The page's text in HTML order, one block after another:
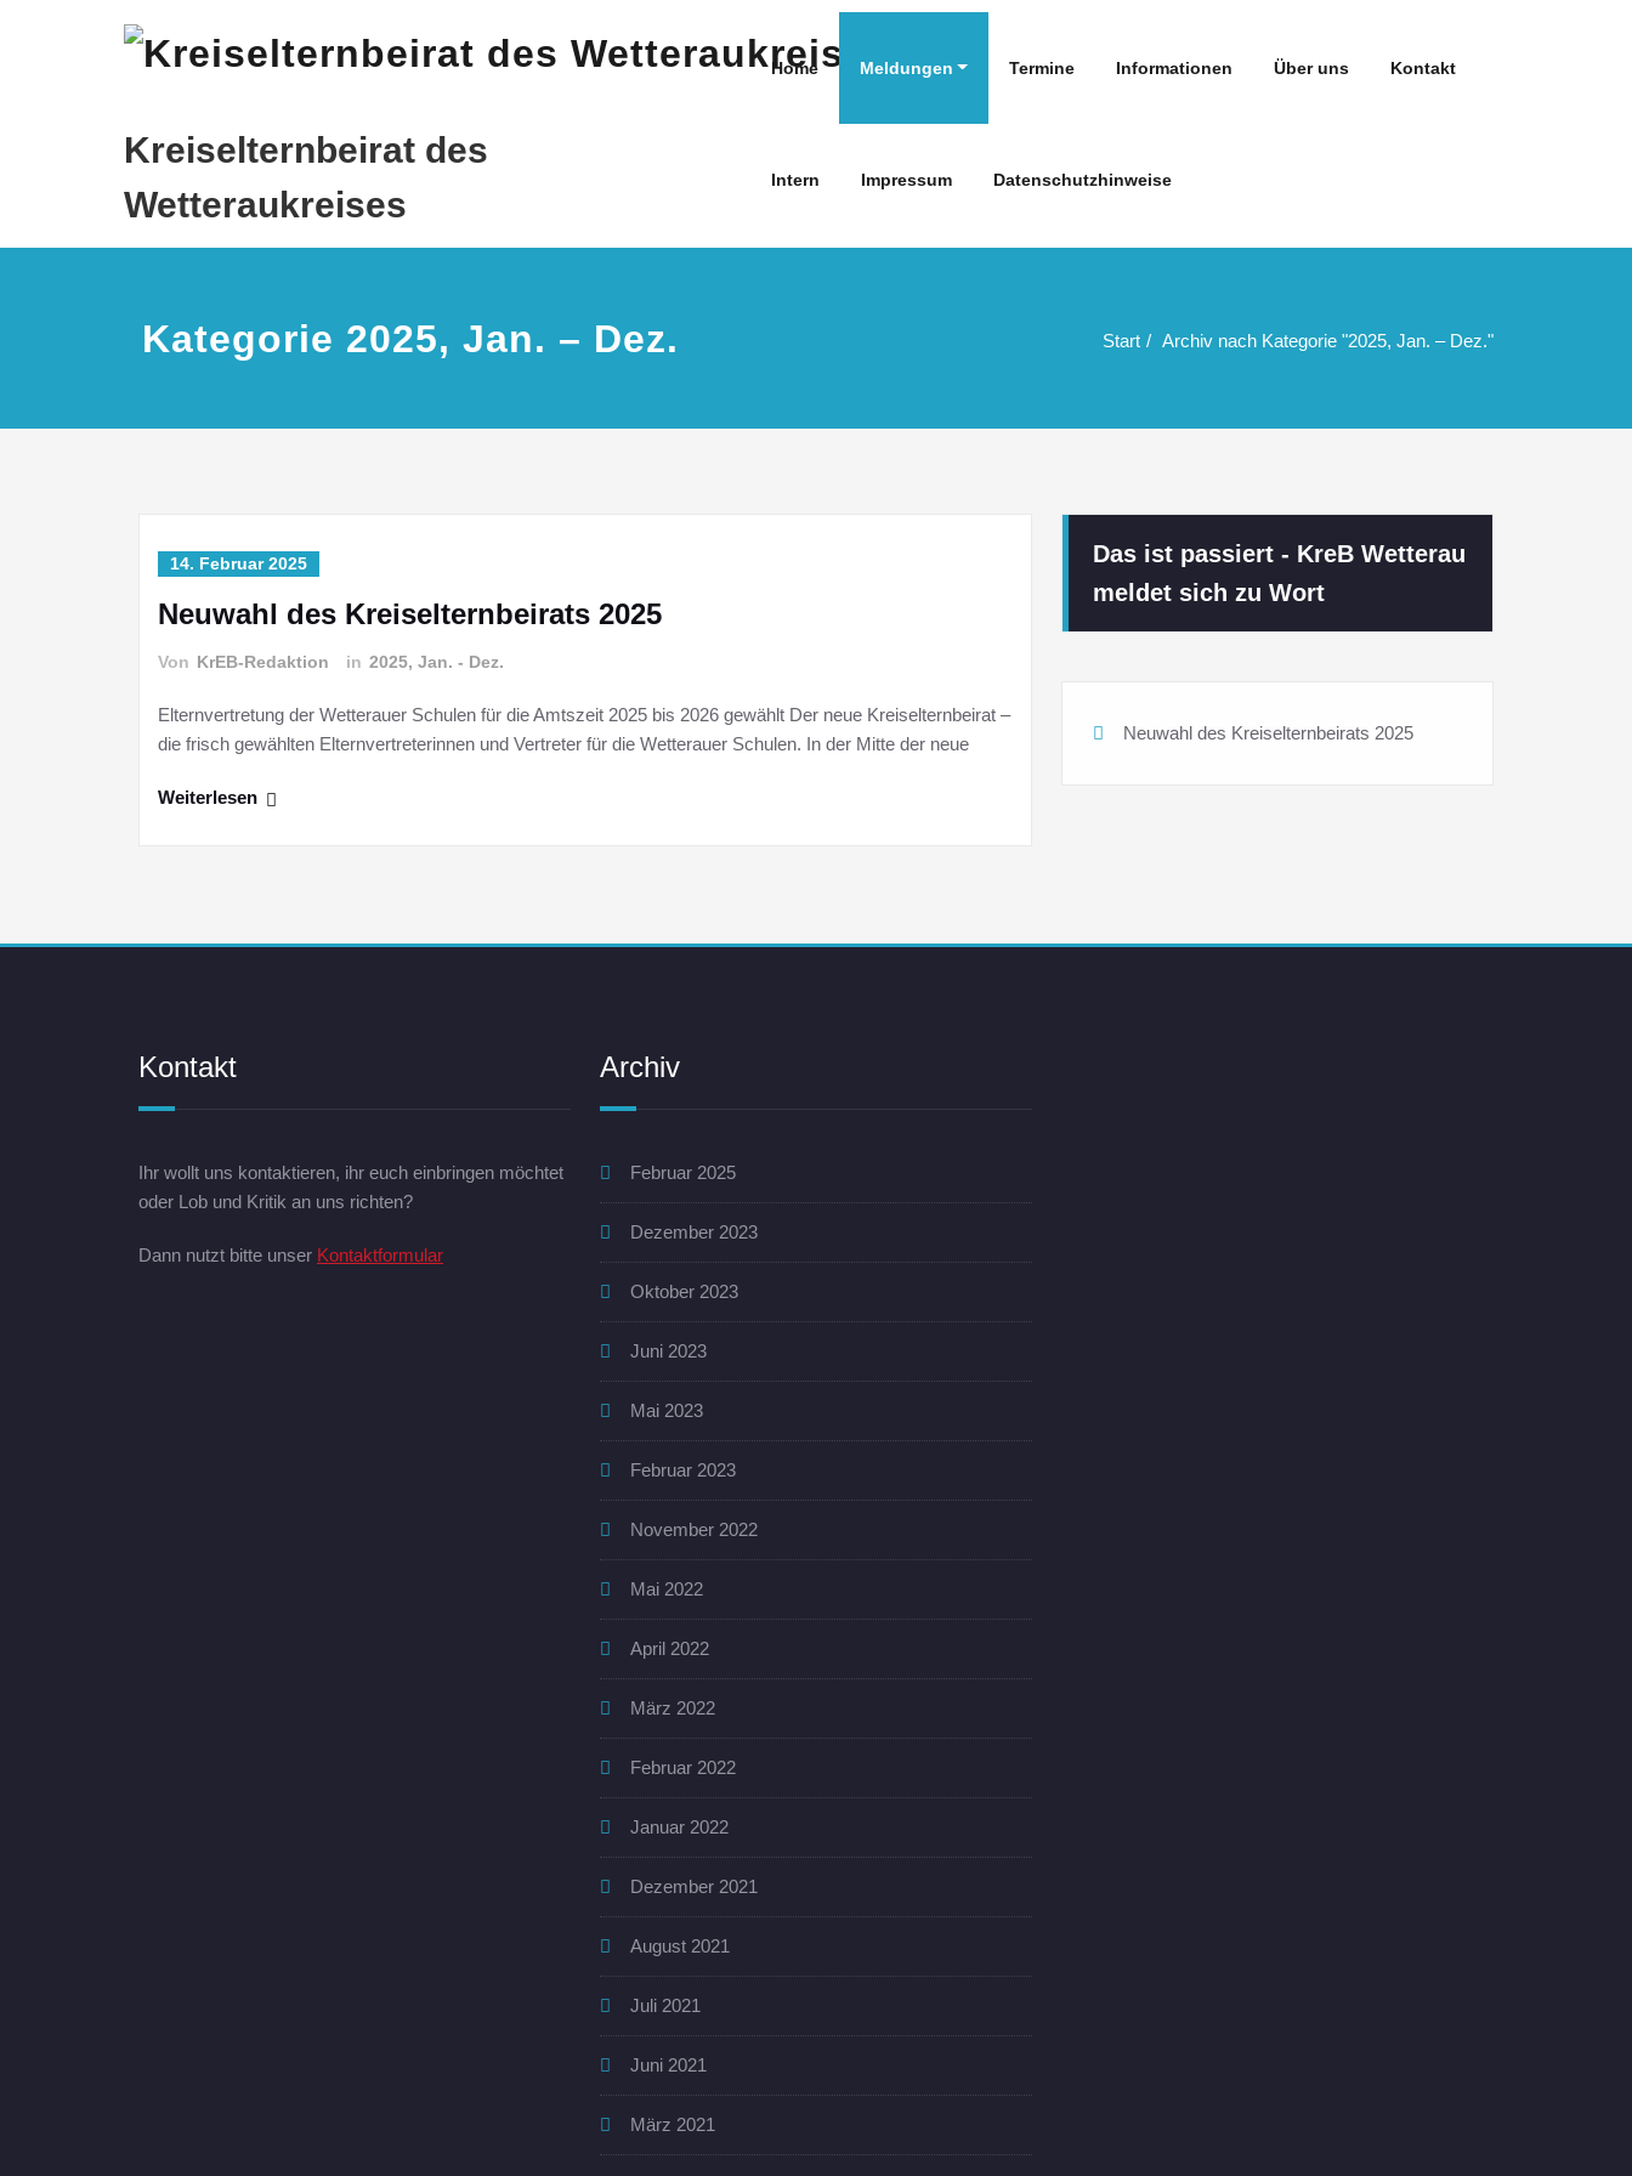
Kreiselternbeirat des
Wetteraukreises
Home Meldungen Termine Informationen Über uns Kontakt
Intern Impressum Datenschutzhinweise
Kategorie 2025, Jan. – Dez. Start Archiv nach Kategorie "2025, Jan. – Dez."
14. Februar 2025
Neuwahl des Kreiselternbeirats 2025
Von KrEB-Redaktion in 2025, Jan. - Dez.
Elternvertretung der Wetterauer Schulen für die Amtszeit 2025 bis 2026 gewählt Der neue Kreiselternbeirat –
die frisch gewählten Elternvertreterinnen und Vertreter für die Wetterauer Schulen. In der Mitte der neue
Weiterlesen
Das ist passiert - KreB Wetterau
meldet sich zu Wort
Neuwahl des Kreiselternbeirats 2025
Kontakt
Ihr wollt uns kontaktieren, ihr euch einbringen möchtet
oder Lob und Kritik an uns richten?
Dann nutzt bitte unser Kontaktformular
Archiv
Februar 2025
Dezember 2023
Oktober 2023
Juni 2023
Mai 2023
Februar 2023
November 2022
Mai 2022
April 2022
März 2022
Februar 2022
Januar 2022
Dezember 2021
August 2021
Juli 2021
Juni 2021
März 2021